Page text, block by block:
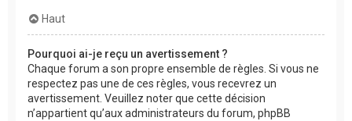
Haut
Pourquoi ai-je reçu un avertissement ?
Chaque forum a son propre ensemble de règles. Si vous ne
respectez pas une de ces règles, vous recevrez un
avertissement. Veuillez noter que cette décision
n’appartient qu’aux administrateurs du forum, phpBB